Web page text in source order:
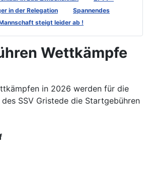
in der Relegation
Spannendes
steigt leider ab !
Wettkämpfe
in 2026 werden für die
SSV Gristede die Startgebühren